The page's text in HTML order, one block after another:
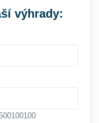
výhrady: